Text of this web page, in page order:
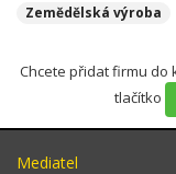
Zemědělská výroba
Chcete přidat firmu do
tlačítko
Mediatel